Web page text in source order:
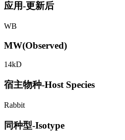
应用-更新后
WB
MW(Observed)
14kD
宿主物种-Host Species
Rabbit
同种型-Isotype